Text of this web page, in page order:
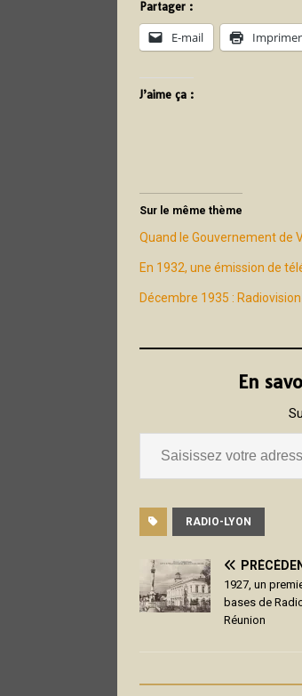
Partager :
E-mail Imprimer
J’aime ça :
Sur le même thème
Quand le Gouvernement de
En 1932, une émission de
Décembre 1935 :
En
RADIO-LYON
1927, un
bases de
Réunion